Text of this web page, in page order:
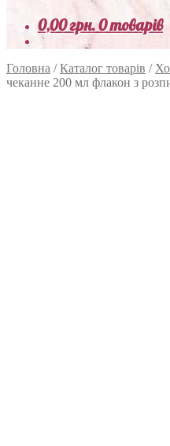
0,00грн.0 товарів
Головна /Каталог товарів /
чеканне 200 мл флакон з